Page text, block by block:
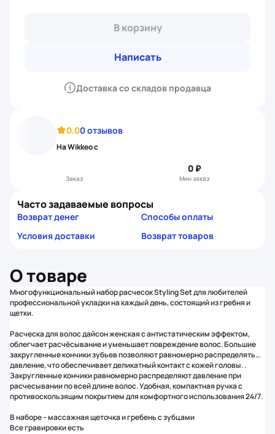
В корзину
Написать
Доставка со складов продавца
0.00 отзывов
На Wikkeo с
Заказ
0 ₽
Мин заказ
Часто задаваемые вопросы
Возврат денег
Способы оплаты
Условия доставки
Возврат товаров
О товаре
Многофункциональный набор расчесок Styling Set для любителей
профессиональной укладки на каждый день, состоящий из гребня и
щетки.
Расческа для волос дайсон женская с антистатическим эффектом,
облегчает расчёсывание и уменьшает повреждение волос. Большие
закругленные кончики зубьев позволяют равномерно распределять
давление, что обеспечивает деликатный контакт с кожей головы. .
Закругленные кончики равномерно распределяют давление при
расчесывании по всей длине волос. Удобная, компактная ручка с
противоскользящим покрытием для комфортного использования 24/7.
В наборе – массажная щеточка и гребень с зубцами
Все гравировки есть